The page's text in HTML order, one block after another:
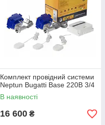
Комплект провідний системи
Neptun Bugatti Base 220B 3/4
В наявності
16 600 ₴